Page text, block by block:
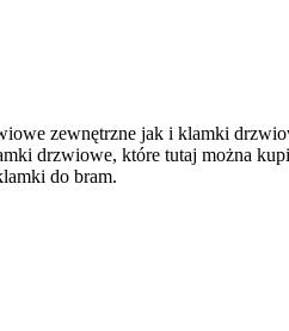
zewnętrzne jak i klamki
drzwiowe, które tutaj można
do bram.